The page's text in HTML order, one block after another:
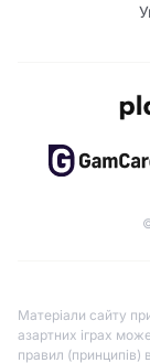
Матеріали сайту
азартних іграх
правил (принципів)